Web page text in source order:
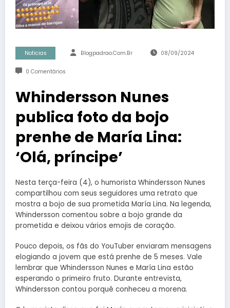
Noticias Blogpadrao.com.br 08/09/2024
0 Comentários
Whindersson Nunes
publica foto da bojo
prenhe de María Lina:
‘Olá, príncipe’
Nesta terça-feira (4), o humorista Whindersson Nunes
compartilhou com seus seguidores uma retrato que
mostra a bojo de sua prometida María Lina. Na legenda,
Whindersson comentou sobre a bojo grande da
prometida e deixou vários emojis de coração.
Pouco depois, os fãs do YouTuber enviaram mensagens
elogiando a jovem que está prenhe de 5 meses. Vale
lembrar que Whindersson Nunes e María Lina estão
esperando o primeiro fruto. Durante entrevista,
Whindersson contou porquê conheceu a morena.